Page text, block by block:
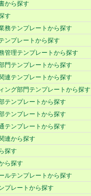
から探す
す
務テンプレートから探す
ンプレートから探す
管理テンプレートから探す
門テンプレートから探す
連テンプレートから探す
ング部門テンプレートから探す
テンプレートから探す
テンプレートから探す
テンプレートから探す
連から探す
探す
ら探す
ルテンプレートから探す
プレートから探す